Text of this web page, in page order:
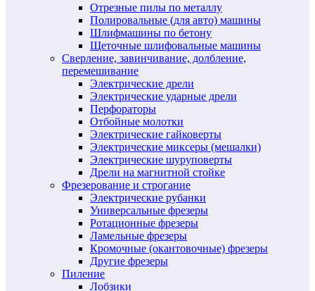
Отрезные пилы по металлу
Полировальные (для авто) машины
Шлифмашины по бетону
Щеточные шлифовальные машины
Сверление, завинчивание, долбление,
перемешивание
Электрические дрели
Электрические ударные дрели
Перфораторы
Отбойные молотки
Электрические гайковерты
Электрические миксеры (мешалки)
Электрические шуруповерты
Дрели на магнитной стойке
Фрезерование и строгание
Электрические рубанки
Универсальные фрезеры
Ротационные фрезеры
Ламельные фрезеры
Кромочные (окантовочные) фрезеры
Другие фрезеры
Пиление
Лобзики